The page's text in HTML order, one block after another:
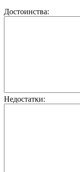
Достоинства:
Недостатки: